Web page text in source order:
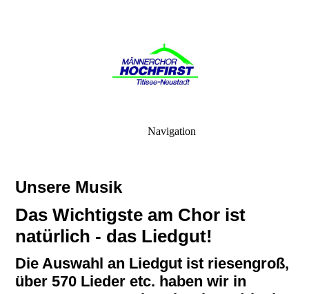
Navigation
Unsere Musik
Das Wichtigste am Chor ist
natürlich - das Liedgut!
Die Auswahl an Liedgut ist riesengroß,
über 570 Lieder etc. haben wir in